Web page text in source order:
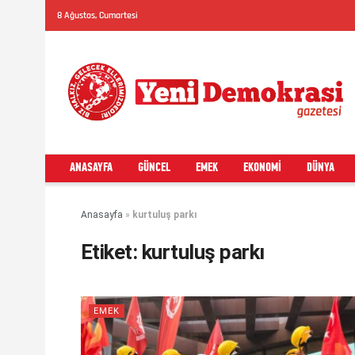
8 Ağustos, Cumartesi
ANASAYFA GÜNCEL EMEK EKONOMI DÜNYA
Anasayfa » kurtuluş parkı
Etiket: kurtuluş parkı
EMEK